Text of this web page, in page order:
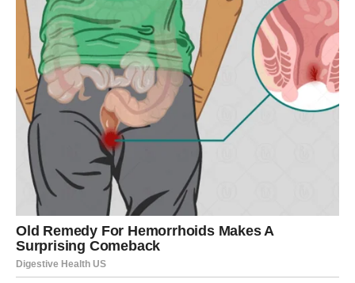
Iako nije uvijek moguće potpuno isključiti sve uređaje u
kući, uvijek postoje načini da se smanji njihova potrošnja.
Na primjer, prilikom kupovine novog rutera, preporučuje
se odabrati energetski efikasniji model. Takođe, mnogi
uređaji sada nude mogućnosti automatskog gašenja ili
podešavanja potrošnje energije, što može dodatno
olakšati štednju.